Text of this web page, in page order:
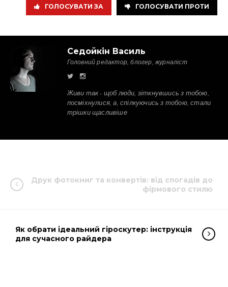
ГОЛОСУВАТИ ЗА ГОЛОСУВАТИ ПРОТИ
Седойкін Василь
Головний редактор, блогер, журналіст
Живи так - щоб люди, зіткнувшись з тобою,
посміхнулися, а, спілкуючись з тобою, стали
трішки щасливіше
Друк фотокниг та конвертів: від спогадів до
фірмового стилю
Як обрати ідеальний гіроскутер: інструкція
для сучасного райдера